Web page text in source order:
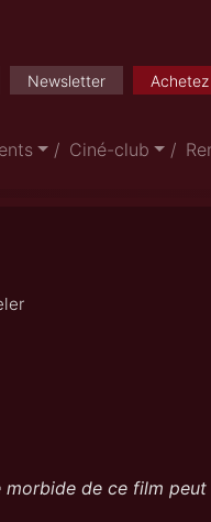
Newsletter
Ciné-club
de ce film